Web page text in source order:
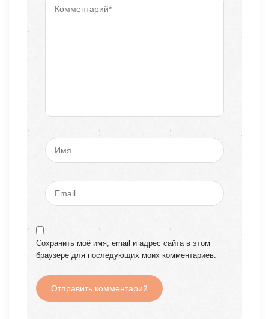
Сохранить моё имя, email и адрес сайта в этом
браузере для последующих моих комментариев.